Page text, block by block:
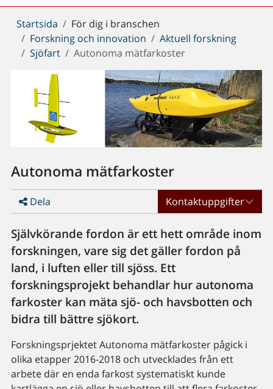
Du
är
här:
Startsida
För dig i branschen
Forskning och innovation
Aktuell forskning
Sjöfart
Autonoma mätfarkoster
Autonoma mätfarkoster
Dela Kontaktuppgifter
Självkörande fordon är ett hett område inom
forskningen, vare sig det gäller fordon på
land, i luften eller till sjöss. Ett
forskningsprojekt behandlar hur autonoma
farkoster kan mäta sjö- och havsbotten och
bidra till bättre sjökort.
Forskningsprjektet Autonoma mätfarkoster pågick i
olika etapper 2016-2018 och utvecklades från ett
arbete där en enda farkost systematiskt kunde